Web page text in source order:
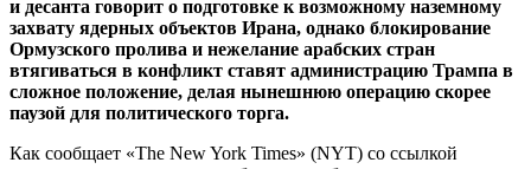
и десанта говорит о подготовке к возможному наземному
захвату ядерных объектов Ирана, однако блокирование
Ормузского пролива и нежелание арабских стран
втягиваться в конфликт ставят администрацию Трампа в
сложное положение, делая нынешнюю операцию скорее
паузой для политического торга.
Как сообщает «The New York Times» (NYT) со ссылкой